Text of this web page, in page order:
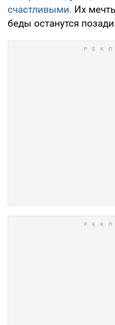
счастливыми. Их
беды останутся